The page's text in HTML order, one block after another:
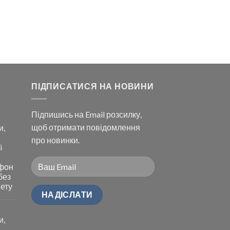
ПІДПИСАТИСЯ НА НОВИНИ
Підпишись на Email розсилку,
щоб отримати повідомлення
про новинки.